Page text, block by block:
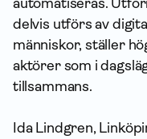
delvis utförs av
människor, ställer
aktörer som i
tillsammans.
Ida Lindgren,